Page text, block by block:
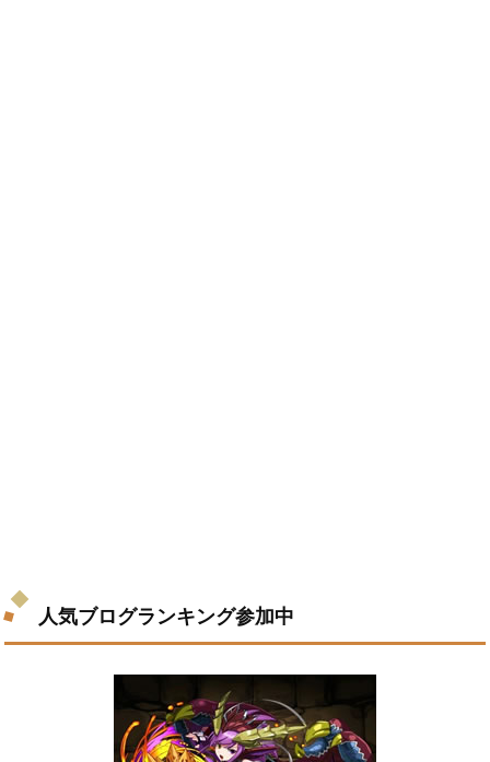
人気ブログランキング参加中